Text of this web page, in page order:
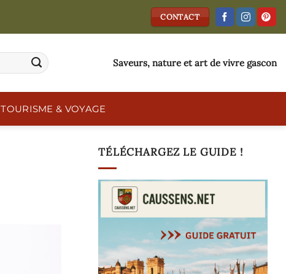
CONTACT
Saveurs, nature et art de vivre gascon
TOURISME & VOYAGE
TÉLÉCHARGEZ LE GUIDE !